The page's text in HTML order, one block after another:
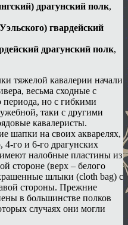
драгунский полк,
гвардейский
драгунский полк,
тяжелой кавалерии начали
весьма сходные с
но с гибкими
таки с другими
кавалеристы.
шапки на своих акварелях,
4-го и 6-го драгунских
налобные пластины из
стороне (верх – белого
шлыки (cloth bag) с
стороны. Прежние
в большинстве полков
случаях они могли